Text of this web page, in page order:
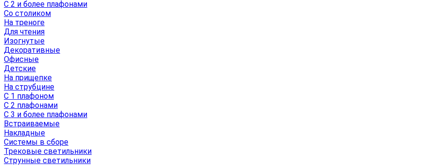
С 2 и более плафонами
Со столиком
На треноге
Для чтения
Изогнутые
Декоративные
Офисные
Детские
На прищепке
На струбцине
С 1 плафоном
С 2 плафонами
С 3 и более плафонами
Встраиваемые
Накладные
Системы в сборе
Трековые светильники
Струнные светильники